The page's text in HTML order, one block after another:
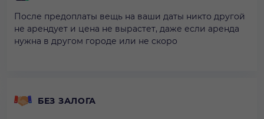
После предоплаты вещь на ваши даты никто другой
не арендует и цена не вырастет, даже если аренда
нужна в другом городе или не скоро
БЕЗ ЗАЛОГА